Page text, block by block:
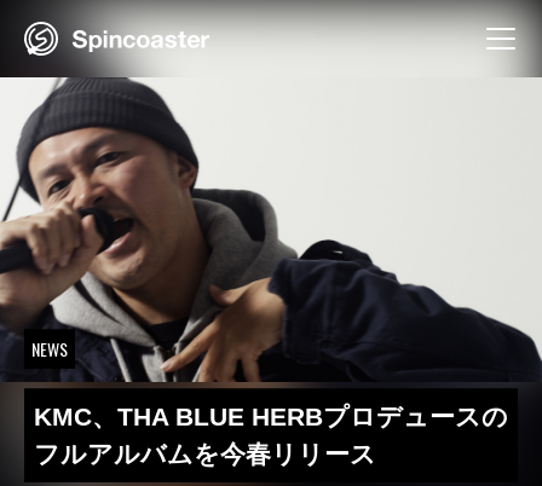
NEWS
KMC、THA BLUE HERBプロデュースの
フルアルバムを今春リリース